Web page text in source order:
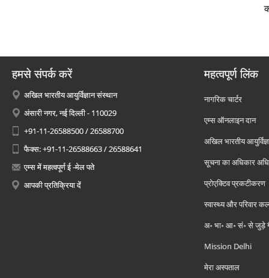
हमसे संपर्क करें
अखिल भारतीय आयुर्विज्ञान संस्थान
अंसारी नगर, नई दिल्ली - 110029
+91-11-26588500 / 26588700
फैक्स: +91-11-26588663 / 26588641
एम्स में महत्वपूर्ण ई -मेल पते
आपकी प्रतिक्रिया दें
महत्वपूर्ण लिंक
नागरिक चार्टर
एम्स ऑनलाइन दान
अखिल भारतीय
सूचना का अधिकार
प्रोएक्टिव प्रकटीकरण
स्वास्थ्य और परिवार
अ॰ भा॰ आ॰ सं॰ से जुड़े
Mission Delhi
मेरा अस्पताल